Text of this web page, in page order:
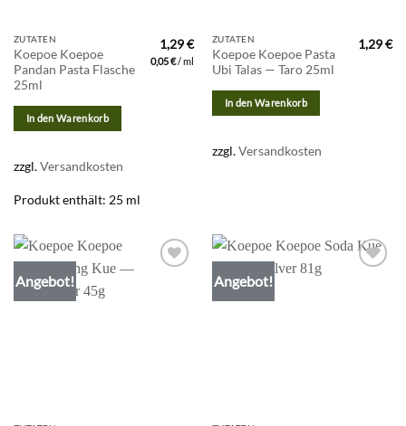
ZUTATEN
Koepoe Koepoe
Pandan Pasta Flasche
25ml
1,29€
0,05€/ml
In den Warenkorb
zzgl.Versandkosten
Produkt enthält: 25 ml
ZUTATEN
Koepoe Koepoe Pasta
Ubi Talas — Taro 25ml
1,29€
In den Warenkorb
zzgl.Versandkosten
Angebot! Angebot!